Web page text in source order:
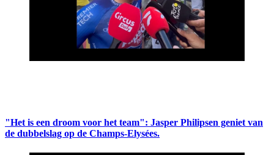
"Het is een droom voor het team": Jasper Philipsen geniet van
de dubbelslag op de Champs-Elysées.